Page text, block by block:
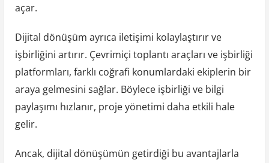
açar.
Dijital dönüşüm ayrıca iletişimi kolaylaştırır ve
işbirliğini artırır. Çevrimiçi toplantı araçları ve işbirliği
platformları, farklı coğrafi konumlardaki ekiplerin bir
araya gelmesini sağlar. Böylece işbirliği ve bilgi
paylaşımı hızlanır, proje yönetimi daha etkili hale
gelir.
Ancak, dijital dönüşümün getirdiği bu avantajlarla